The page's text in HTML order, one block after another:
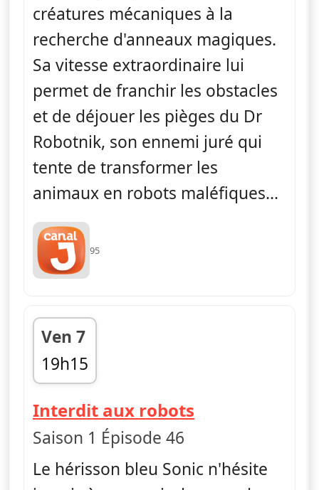
créatures mécaniques à la
recherche d'anneaux magiques.
Sa vitesse extraordinaire lui
permet de franchir les obstacles
et de déjouer les pièges du Dr
Robotnik, son ennemi juré qui
tente de transformer les
animaux en robots maléfiques...
95
Ven 7
19h15
fin 19h25
Interdit aux robots
Saison 1 Épisode 46
Le hérisson bleu Sonic n'hésite